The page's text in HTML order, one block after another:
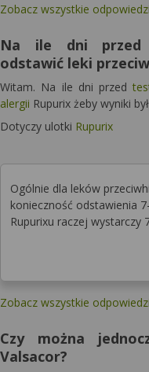
Zobacz wszystkie odpowiedzi
Na ile dni przed
odstawić leki
Witam. Na ile dni przed
alergii Rupurix żeby wyniki
Dotyczy ulotki Rupurix
Ogólnie dla leków
konieczność odstawienia
Rupurixu raczej wystarczy
Zobacz wszystkie odpowiedzi
Czy można
Valsacor?